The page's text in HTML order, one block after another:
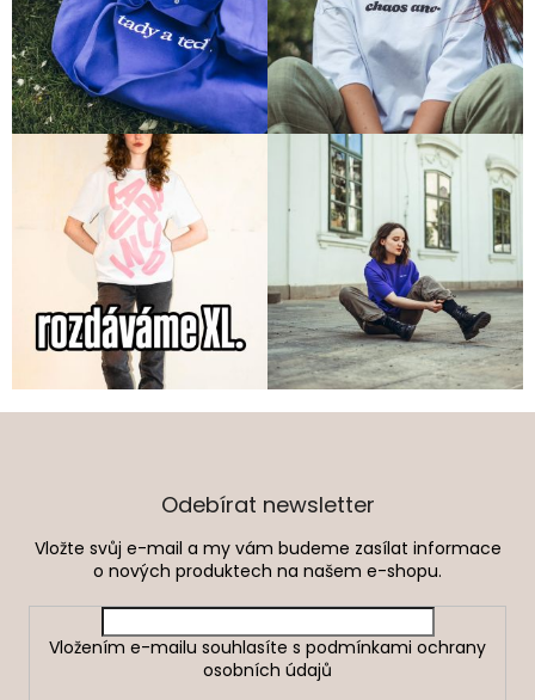
Z
Odebírat newsletter
Vložte svůj e-mail a my vám budeme zasílat informace
o nových produktech na našem e-shopu.
Vložením e-mailu souhlasíte s podmínkami ochrany
osobních údajů